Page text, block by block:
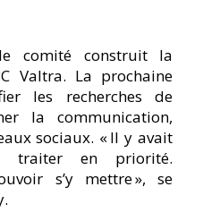
comité construit la
Valtra. La prochaine
les recherches de
la communication,
sociaux. « Il y avait
traiter en priorité.
s’y mettre »,se